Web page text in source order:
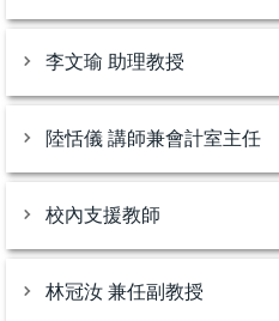
李文瑜 助理教授
陸恬儀 講師兼會計室主任
校內支援教師
林冠汝 兼任副教授